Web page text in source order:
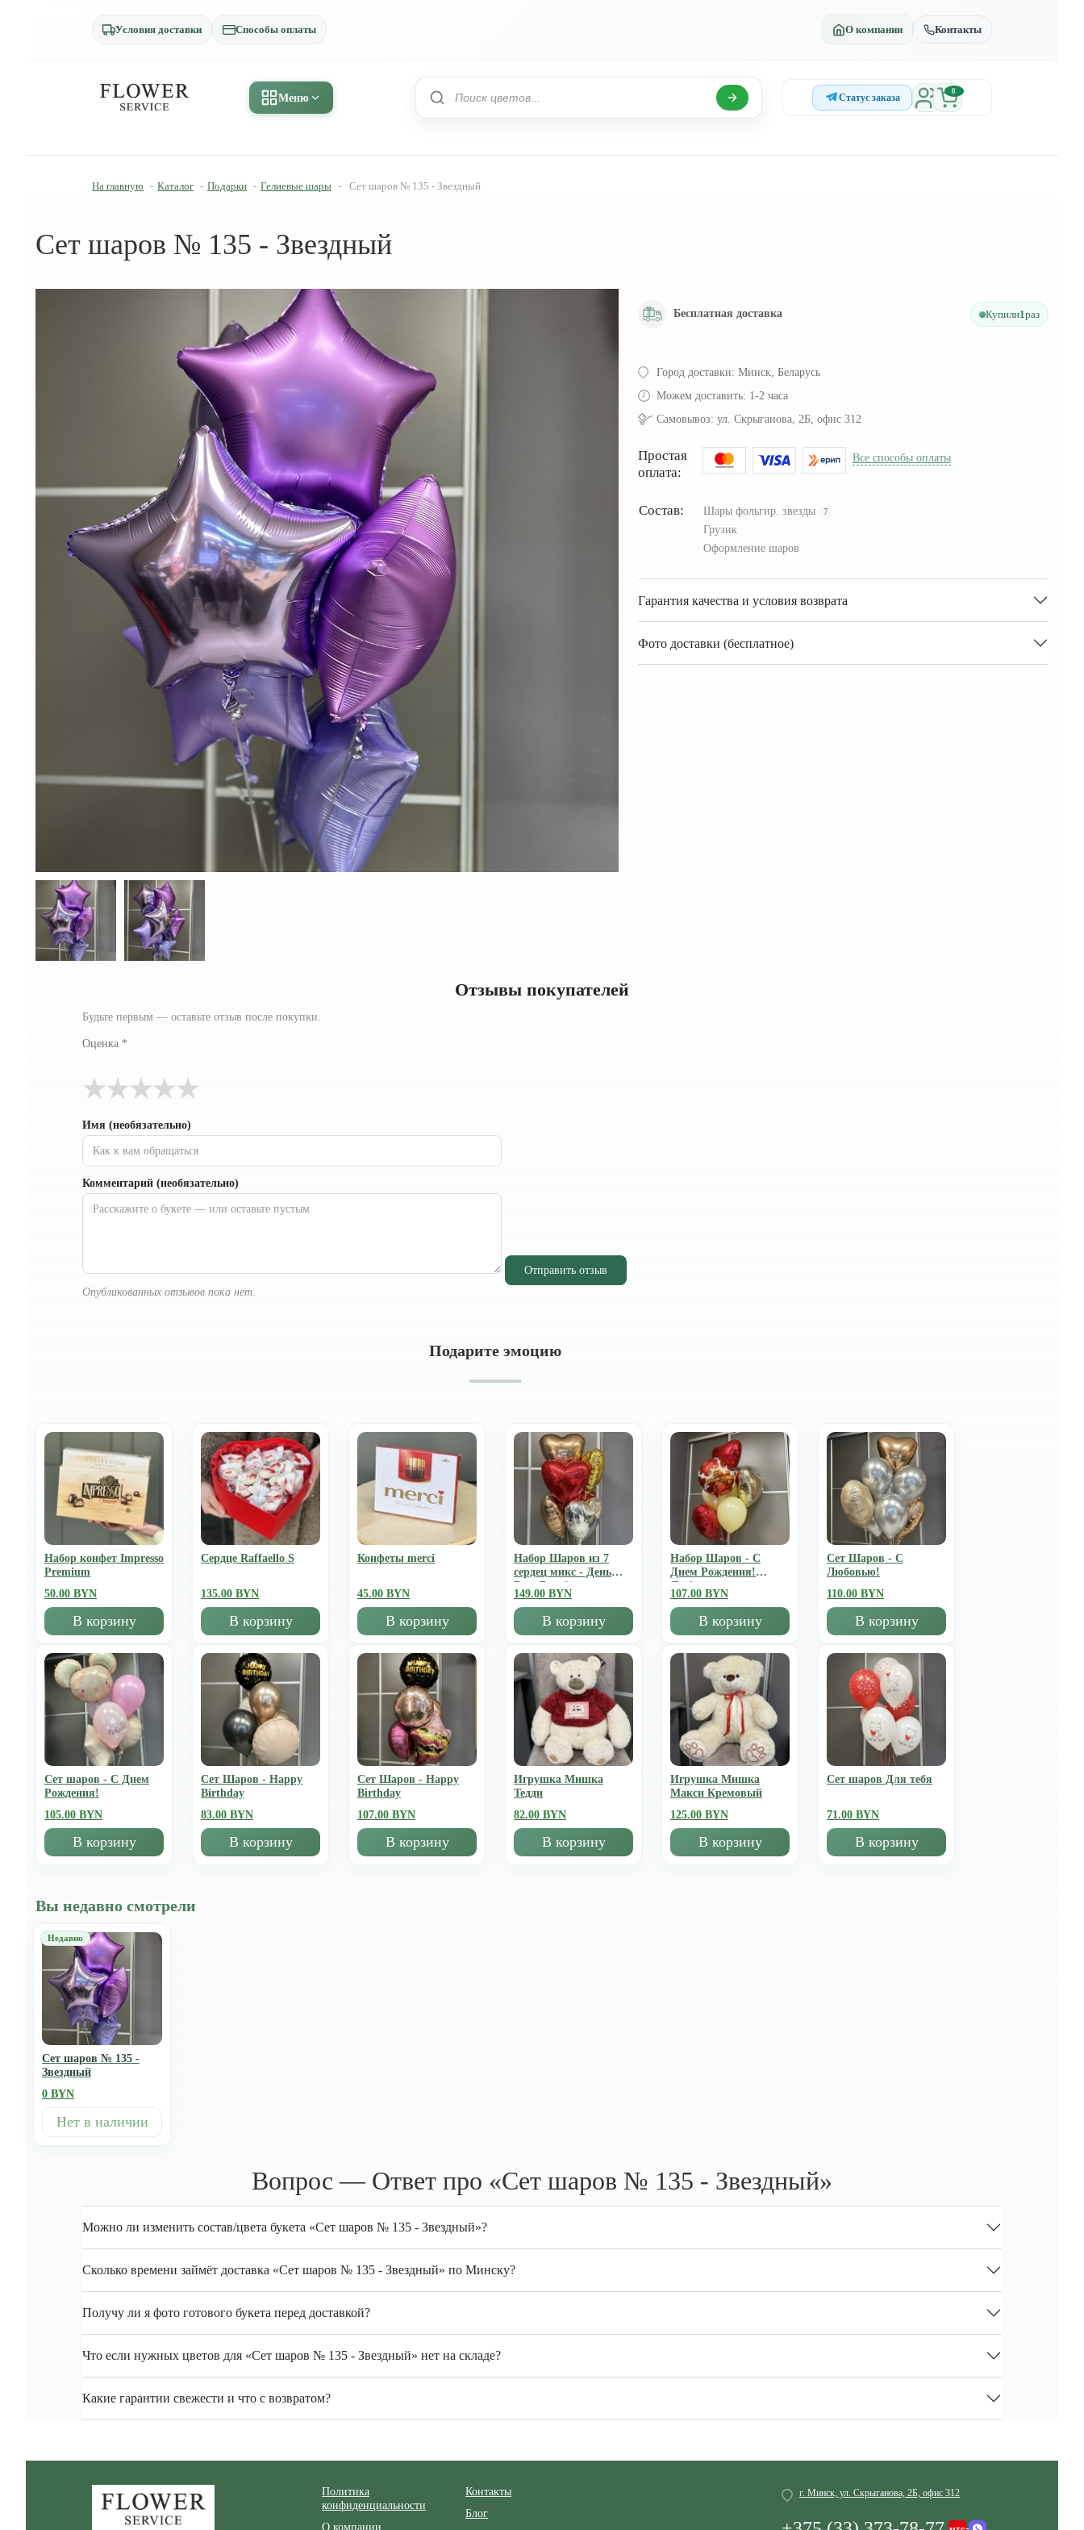
Условия доставки Способы оплаты О компании Контакты
Меню Статус заказа
0
На главную - Каталог - Подарки - Гелиевые шары - Сет шаров № 135 - Звездный
Сет шаров № 135 - Звездный
Бесплатная доставка Купили1раз
Город доставки: Минск, Беларусь
Можем доставить: 1-2 часа
Самовывоз: ул. Скрыганова, 2Б, офис 312
Простая
оплата:
Все способы оплаты
Состав: Шары фольгир. звезды 7
Грузик
Оформление шаров
Гарантия качества и условия возврата
Фото доставки (бесплатное)
Отзывы покупателей
Будьте первым — оставьте отзыв после покупки.
Оценка *
★
★
★
★
★
Имя (необязательно)
Комментарий (необязательно)
Отправить отзыв
Опубликованных отзывов пока нет.
Подарите эмоцию
Набор конфет Impresso
Premium
50.00 BYN
В корзину
Сердце Raffaello S
135.00 BYN
В корзину
Конфеты merci
45.00 BYN
В корзину
Набор Шаров из 7
сердец микс - День
Всех Влюбленных
149.00 BYN
В корзину
Набор Шаров - С
Днем Рождения!
Люблю
107.00 BYN
В корзину
Сет Шаров - С
Любовью!
110.00 BYN
В корзину
Сет шаров - С Днем
Рождения!
105.00 BYN
В корзину
Сет Шаров - Happy
Birthday
83.00 BYN
В корзину
Сет Шаров - Happy
Birthday
107.00 BYN
В корзину
Игрушка Мишка
Тедди
82.00 BYN
В корзину
Игрушка Мишка
Mакси Кремовый
125.00 BYN
В корзину
Сет шаров Для тебя
71.00 BYN
В корзину
Вы недавно смотрели
Сет шаров № 135 -
Звездный
0 BYN
Нет в наличии
Вопрос — Ответ про «Сет шаров № 135 - Звездный»
Можно ли изменить состав/цвета букета «Сет шаров № 135 - Звездный»?
Сколько времени займёт доставка «Сет шаров № 135 - Звездный» по Минску?
Получу ли я фото готового букета перед доставкой?
Что если нужных цветов для «Сет шаров № 135 - Звездный» нет на складе?
Какие гарантии свежести и что с возвратом?
Политика
конфиденциальности
О компании
Контакты
Блог
г. Минск, ул. Скрыганова, 2Б, офис 312